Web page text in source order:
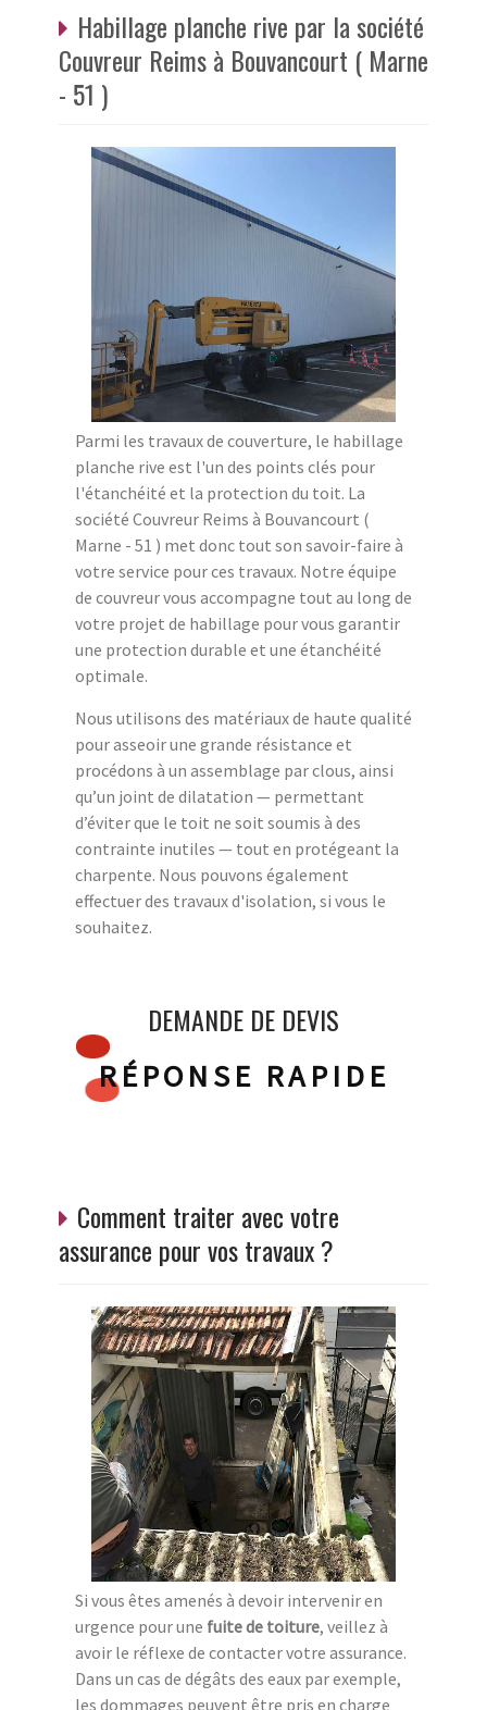
Habillage planche rive par la société
Couvreur Reims à Bouvancourt ( Marne
- 51 )
Parmi les travaux de couverture, le habillage
planche rive est l'un des points clés pour
l'étanchéité et la protection du toit. La
société Couvreur Reims à Bouvancourt (
Marne - 51 ) met donc tout son savoir-faire à
votre service pour ces travaux. Notre équipe
de couvreur vous accompagne tout au long de
votre projet de habillage pour vous garantir
une protection durable et une étanchéité
optimale.
Nous utilisons des matériaux de haute qualité
pour asseoir une grande résistance et
procédons à un assemblage par clous, ainsi
qu’un joint de dilatation — permettant
d’éviter que le toit ne soit soumis à des
contrainte inutiles — tout en protégeant la
charpente. Nous pouvons également
effectuer des travaux d'isolation, si vous le
souhaitez.
DEMANDE DE DEVIS
RÉPONSE RAPIDE
Comment traiter avec votre
assurance pour vos travaux ?
Si vous êtes amenés à devoir intervenir en
urgence pour une fuite de toiture, veillez à
avoir le réflexe de contacter votre assurance.
Dans un cas de dégâts des eaux par exemple,
les dommages peuvent être pris en charge